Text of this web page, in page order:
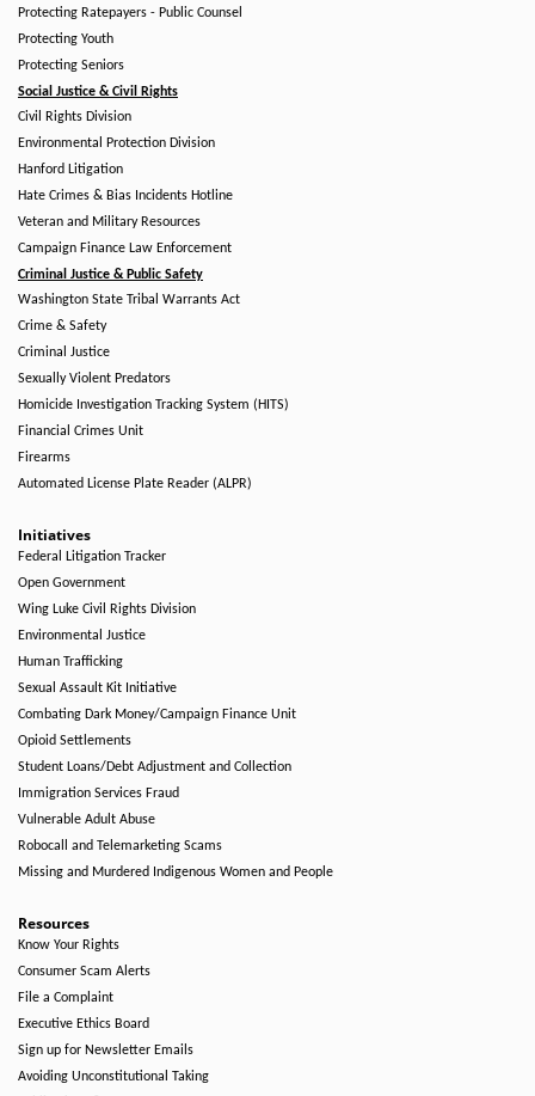
Protecting Ratepayers - Public Counsel
Protecting Youth
Protecting Seniors
Social Justice & Civil Rights
Civil Rights Division
Environmental Protection Division
Hanford Litigation
Hate Crimes & Bias Incidents Hotline
Veteran and Military Resources
Campaign Finance Law Enforcement
Criminal Justice & Public Safety
Washington State Tribal Warrants Act
Crime & Safety
Criminal Justice
Sexually Violent Predators
Homicide Investigation Tracking System (HITS)
Financial Crimes Unit
Firearms
Automated License Plate Reader (ALPR)
Initiatives
Federal Litigation Tracker
Open Government
Wing Luke Civil Rights Division
Environmental Justice
Human Trafficking
Sexual Assault Kit Initiative
Combating Dark Money/Campaign Finance Unit
Opioid Settlements
Student Loans/Debt Adjustment and Collection
Immigration Services Fraud
Vulnerable Adult Abuse
Robocall and Telemarketing Scams
Missing and Murdered Indigenous Women and People
Resources
Know Your Rights
Consumer Scam Alerts
File a Complaint
Executive Ethics Board
Sign up for Newsletter Emails
Avoiding Unconstitutional Taking